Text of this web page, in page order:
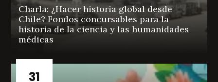
Charla: ¿Hacer historia global desde
Chile? Fondos concursables para la
historia de la ciencia y las humanidades
médicas
31